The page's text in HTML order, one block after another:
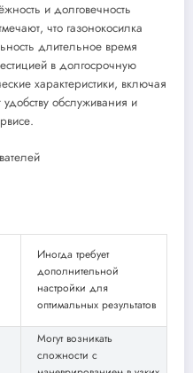
и долговечность
что газонокосилка
длительное время
в долгосрочную
характеристики, включая
обслуживания и
Иногда требует
дополнительной
настройки для
оптимальных результатов
Могут возникать
сложности с